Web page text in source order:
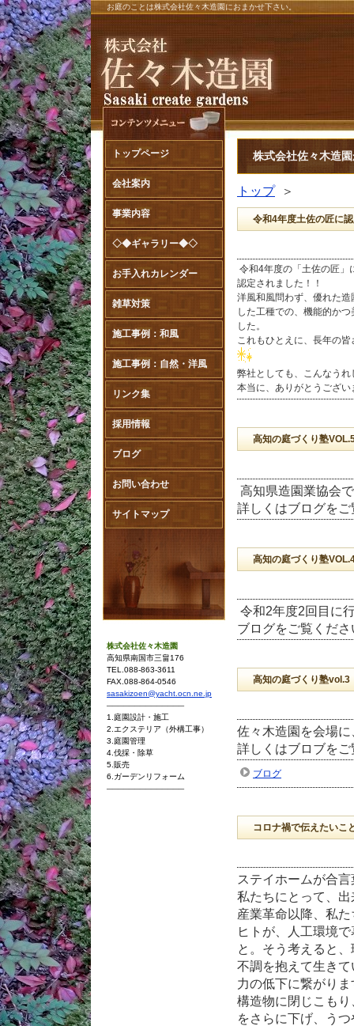
お庭のことは株式会社佐々木造園におまかせ下さい。
トップページ
会社案内
事業内容
◇◆ギャラリー◆◇
お手入れカレンダー
雑草対策
施工事例：和風
施工事例：自然・洋風
リンク集
採用情報
ブログ
お問い合わせ
サイトマップ
株式会社佐々木造園
高知県南国市三畠176
TEL.088-863-3611
FAX.088-864-0546
sasakizoen@yacht.ocn.ne.jp
──────────────
1.庭園設計・施工
2. エクステリア（外構工事）
3. 庭園管理
4.伐採・除草
5. 販売
6.ガーデン リフォーム
──────────────
株式会社佐々木造
トップ ＞
令和4年度土佐の匠に
令和4年度の「土佐の匠」
認定されました！！
洋風和風問わず、優れた
した工種での、機能的か
した。
これもひとえに、長年の
弊社としても、こんなう
本当に、ありがとうござい
高知の庭づくり塾
高知県造園業協会
詳しくはブログを
高知の庭づくり塾
令和2年度2回目に
ブログをご覧くださ
高知の庭づくり塾vol.3
佐々木造園を会場
詳しくはブロブを
ブログ
コロナ禍で伝えたいこ
ステイホームが合
私たちにとって、
産業革命以降、私
ヒトが、人工環境
と。そう考えると
不調を抱えて生き
力の低下に繋がりま
構造物に閉じこも
をさらに下げ、う